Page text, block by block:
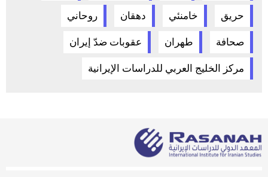
حريق خامنئي دهقان روحاني
صحافة طهران عقوبات ضدّ إيران
مركز الخليج العربي للدراسات الإيرانية